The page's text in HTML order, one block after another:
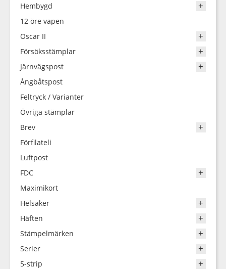
Hembygd
12 öre vapen
Oscar II
Försöksstämplar
Järnvägspost
Ångbåtspost
Feltryck / Varianter
Övriga stämplar
Brev
Förfilateli
Luftpost
FDC
Maximikort
Helsaker
Häften
Stämpelmärken
Serier
5-strip